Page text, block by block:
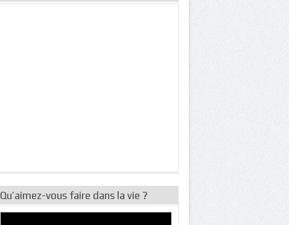
Qu’aimez-vous faire dans la vie ?